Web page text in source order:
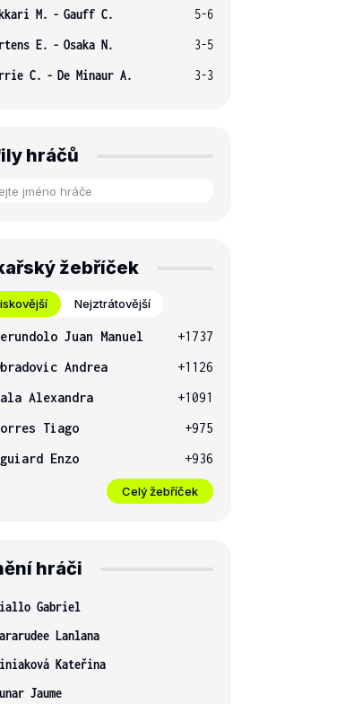
M. - Gauff C.
5-6
E. - Osaka N.
3-5
C. - De Minaur A. 3-3
hráčů
žebříček
Nejztrátovější
Juan Manuel
+1737
Andrea
+1126
Alexandra
+1091
Tiago
+975
Enzo
+936
Celý žebříček
hráči
Gabriel
Lanlana
Kateřina
Jaume